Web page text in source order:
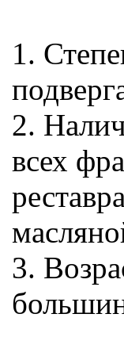
1.
2.
всех
3.